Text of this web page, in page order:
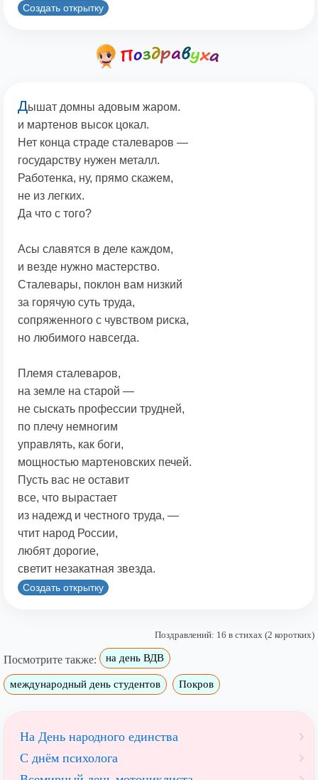
Создать открытку
Дышат домны адовым жаром.
и мартенов высок цокал.
Нет конца страде сталеваров —
государству нужен металл.
Работенка, ну, прямо скажем,
не из легких.
Да что с того?
Асы славятся в деле каждом,
и везде нужно мастерство.
Сталевары, поклон вам низкий
за горячую суть труда,
сопряженного с чувством риска,
но любимого навсегда.
Племя сталеваров,
на земле на старой —
не сыскать профессии трудней,
по плечу немногим
управлять, как боги,
мощностью мартеновских печей.
Пусть вас не оставит
все, что вырастает
из надежд и честного труда, —
чтит народ России,
любят дорогие,
светит незакатная звезда.
Создать открытку
Поздравлений: 16 в стихах (2 коротких)
Посмотрите также: на день ВДВ
международный день студентов Покров
На День народного единства
С днём психолога